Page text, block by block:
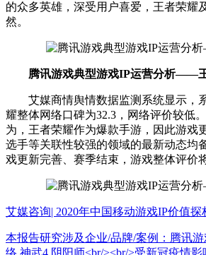
的众多英雄，深受用户喜爱，王者荣耀
然。
腾讯游戏典型游戏IP运营分析——
艾媒商情舆情数据监测系统显示，
耀整体网络口碑为32.3，网络评价较低
为，王者荣耀作为爆款手游，因此游戏
选手等关联性较强的领域的最新动态均
戏更新完善、赛季结束，游戏整体评价
艾媒咨询| 2020年中国移动游戏IP价值探
本报告研究涉及企业/品牌/案例：腾讯